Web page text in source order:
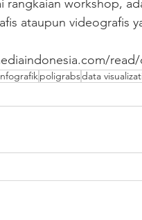
rangkaian workshop,
ataupun videografis
read/
poligrabsdata